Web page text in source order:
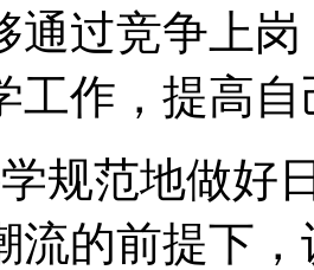
通过竞争上
工作，提高
规范地做好
流的前提下